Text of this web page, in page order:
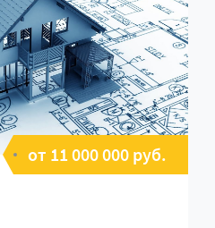
от 11 000 000 руб.